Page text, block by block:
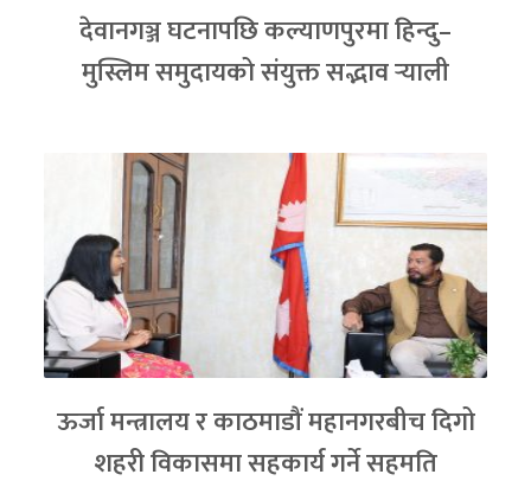
देवानगञ्ज घटनापछि कल्याणपुरमा हिन्दु–
मुस्लिम समुदायको संयुक्त सद्भाव र्‍याली
ऊर्जा मन्त्रालय र काठमाडौं महानगरबीच दिगो
शहरी विकासमा सहकार्य गर्ने सहमति